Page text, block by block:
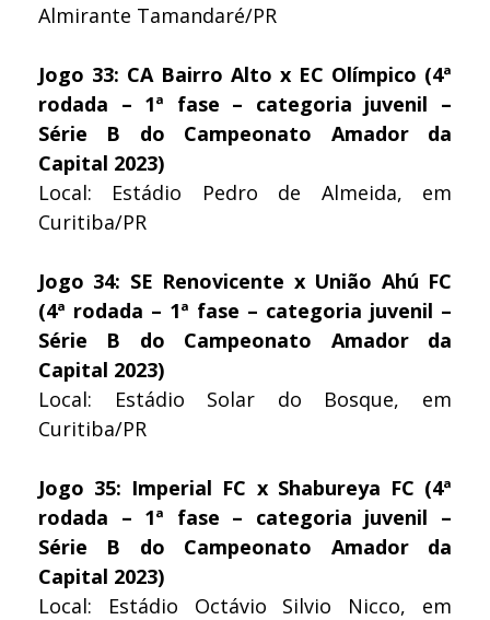
Almirante Tamandaré/PR
Jogo 33: CA Bairro Alto x EC Olímpico (4ª
rodada – 1ª fase – categoria juvenil –
Série B do Campeonato Amador da
Capital 2023)
Local: Estádio Pedro de Almeida, em
Curitiba/PR
Jogo 34: SE Renovicente x União Ahú FC
(4ª rodada – 1ª fase – categoria juvenil –
Série B do Campeonato Amador da
Capital 2023)
Local: Estádio Solar do Bosque, em
Curitiba/PR
Jogo 35: Imperial FC x Shabureya FC (4ª
rodada – 1ª fase – categoria juvenil –
Série B do Campeonato Amador da
Capital 2023)
Local: Estádio Octávio Silvio Nicco, em